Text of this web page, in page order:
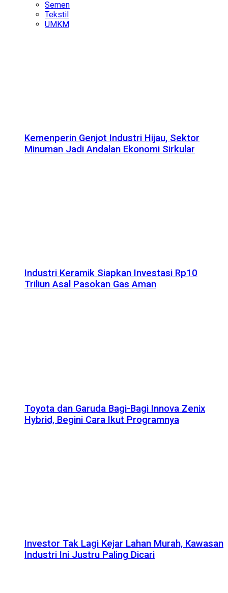
Semen
Tekstil
UMKM
Kemenperin Genjot Industri Hijau, Sektor
Minuman Jadi Andalan Ekonomi Sirkular
Industri Keramik Siapkan Investasi Rp10
Triliun Asal Pasokan Gas Aman
Toyota dan Garuda Bagi-Bagi Innova Zenix
Hybrid, Begini Cara Ikut Programnya
Investor Tak Lagi Kejar Lahan Murah, Kawasan
Industri Ini Justru Paling Dicari